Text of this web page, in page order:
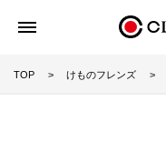
TOP けものフレンズ